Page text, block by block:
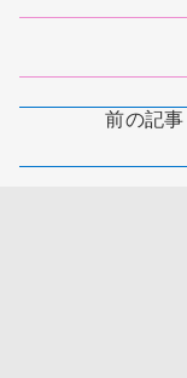
前の記事